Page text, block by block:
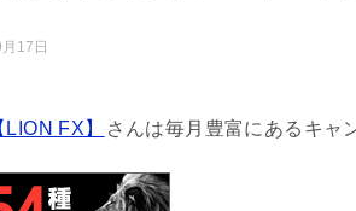
17日
FX】 さんは毎月豊富にあるキャ